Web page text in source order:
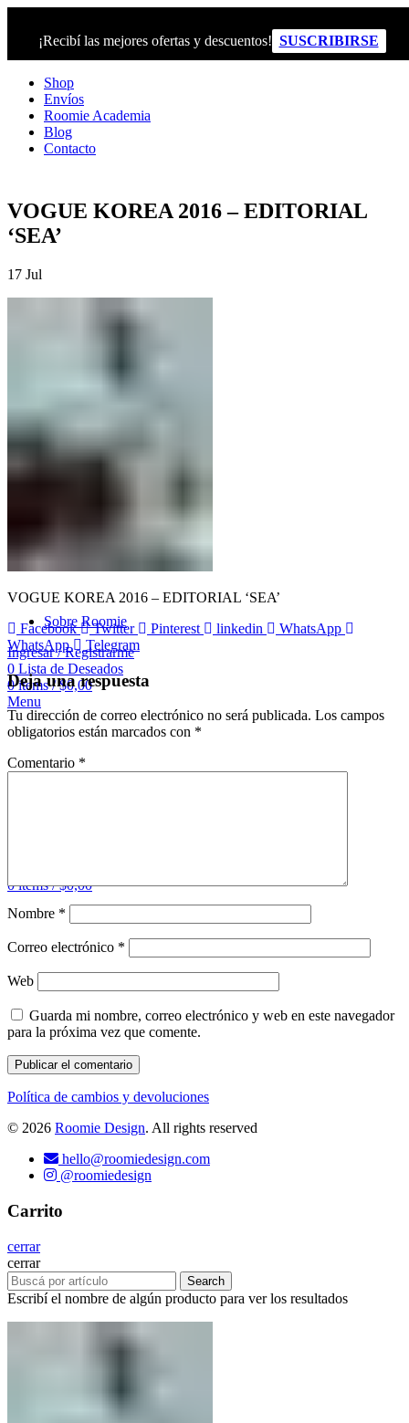
¡Recibí las mejores ofertas y descuentos! SUSCRIBIRSE
Shop
Envíos
Roomie Academia
Blog
Contacto
Sobre Roomie
Ingresar / Registrarme
0 Lista de Deseados
0items / $0,00
Menu
0items / $0,00
VOGUE KOREA 2016 – EDITORIAL
‘SEA’
17 Jul
VOGUE KOREA 2016 – EDITORIAL ‘SEA’
Facebook
Twitter Pinterest linkedin
WhatsApp
WhatsApp
Telegram
Deja una respuesta
Tu dirección de correo electrónico no será publicada. Los campos
obligatorios están marcados con *
Comentario *
Nombre *
Correo electrónico *
Web
Guarda mi nombre, correo electrónico y web en este navegador
para la próxima vez que comente.
Política de cambios y devoluciones
© 2026 Roomie Design. All rights reserved
hello@roomiedesign.com
@roomiedesign
Carrito
cerrar
cerrar
Search
Escribí el nombre de algún producto para ver los resultados